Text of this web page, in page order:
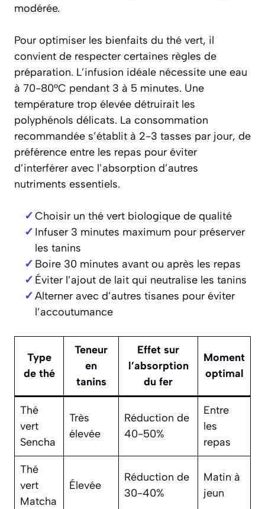
modérée.
Pour optimiser les bienfaits du thé vert, il
convient de respecter certaines règles de
préparation. L’infusion idéale nécessite une eau
à 70-80°C pendant 3 à 5 minutes. Une
température trop élevée détruirait les
polyphénols délicats. La consommation
recommandée s’établit à 2-3 tasses par jour, de
préférence entre les repas pour éviter
d’interférer avec l’absorption d’autres
nutriments essentiels.
Choisir un thé vert biologique de qualité
Infuser 3 minutes maximum pour préserver
les tanins
Boire 30 minutes avant ou après les repas
Éviter l’ajout de lait qui neutralise les tanins
Alterner avec d’autres tisanes pour éviter
l’accoutumance
Type
de thé
Teneur
en
tanins
Effet sur
l’absorption
du fer
Moment
optimal
Thé
vert
Sencha
Très
élevée
Réduction de
40-50%
Entre
les
repas
Thé
vert
Matcha
Élevée
Réduction de
30-40%
Matin à
jeun